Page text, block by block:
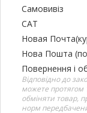
Самовивіз
САТ
Новая
Нова Пошта
Повернення і
Відповідно до
можете протягом
обміняти товар,
норм